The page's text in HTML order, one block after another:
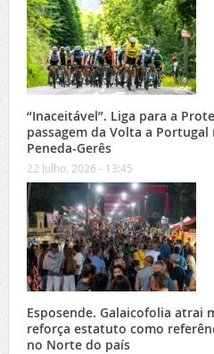
“Inaceitável”. Liga para a
passagem da Volta a
Peneda-Gerês
22 Julho, 2026 - 13:45
Esposende. Galaicofolia atrai
reforça estatuto como
no Norte do país